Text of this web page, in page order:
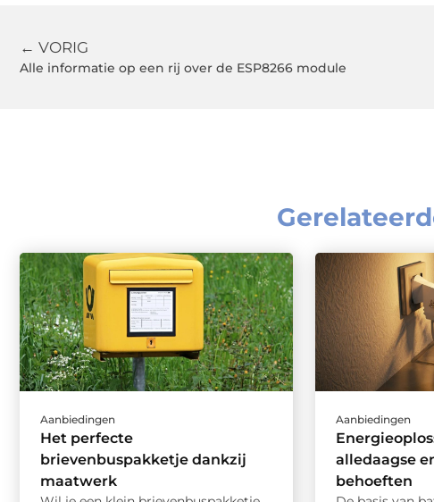
← VORIG
Alle informatie op een rij over de ESP8266 module
Aanbiedingen
Het perfecte
brievenbuspakketje dankzij
maatwerk
Aanbiedingen
alledaagse
behoeften